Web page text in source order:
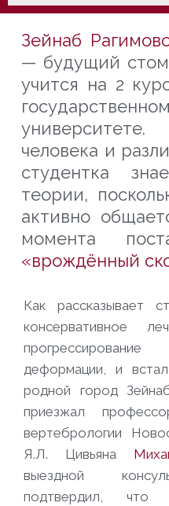
Зейнаб
— будущий
учится на 2
человека и
студентка
теории,
активно
момента
«врождённый
Как рассказывает
консервативное
деформации, и
родной город
приезжал
вертебрологии
Я.Л. Цивьяна
выездной
подтвердил, что